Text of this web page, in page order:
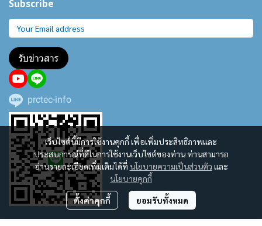
เว็บไซต์นี้มีการใช้งานคุกกี้ เพื่อเพิ่มประสิทธิภาพและ
ประสบการณ์ที่ดีในการใช้งานเว็บไซต์ของท่าน ท่านสามารถ
อ่านรายละเอียดเพิ่มเติมได้ที่ นโยบายความเป็นส่วนตัว และ
นโยบายคุกกี้
ตั้งค่าคุกกี้ ยอมรับทั้งหมด
Subscribe
รับข่าวสาร
prctec-info